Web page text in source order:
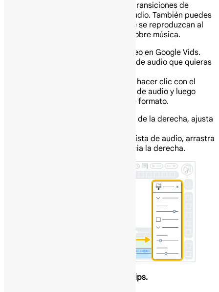
Puedes personalizar el volumen, las transiciones de
fundido y el tiempo de los clips de audio. También puedes
superponer pistas de audio para que se reproduzcan al
mismo tiempo, como una narración sobre música.
En tu computadora abre un video en Google Vids.
En el lienzo, haz clic en la pista de audio que quieras
Consejo: También puedes hacer clic con el
botón derecho en la pista de audio y luego
hacer clic en Opciones de formato.
En el panel Opciones de sonido de la derecha, ajusta
Para ajustar el tiempo de una pista de audio, arrastra
la pista hacia la izquierda o hacia la derecha.
Personaliza el formato de los videoclips.